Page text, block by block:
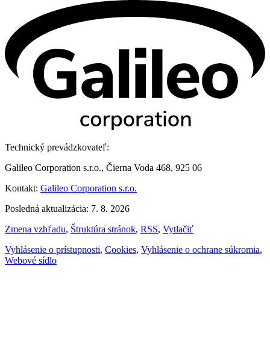
Technický prevádzkovateľ:
Galileo Corporation s.r.o., Čierna Voda 468, 925 06
Kontakt: Galileo Corporation s.r.o.
Posledná aktualizácia: 7. 8. 2026
Zmena vzhľadu, Štruktúra stránok, RSS, Vytlačiť
Vyhlásenie o prístupnosti, Cookies, Vyhlásenie o ochrane súkromia,
Webové sídlo